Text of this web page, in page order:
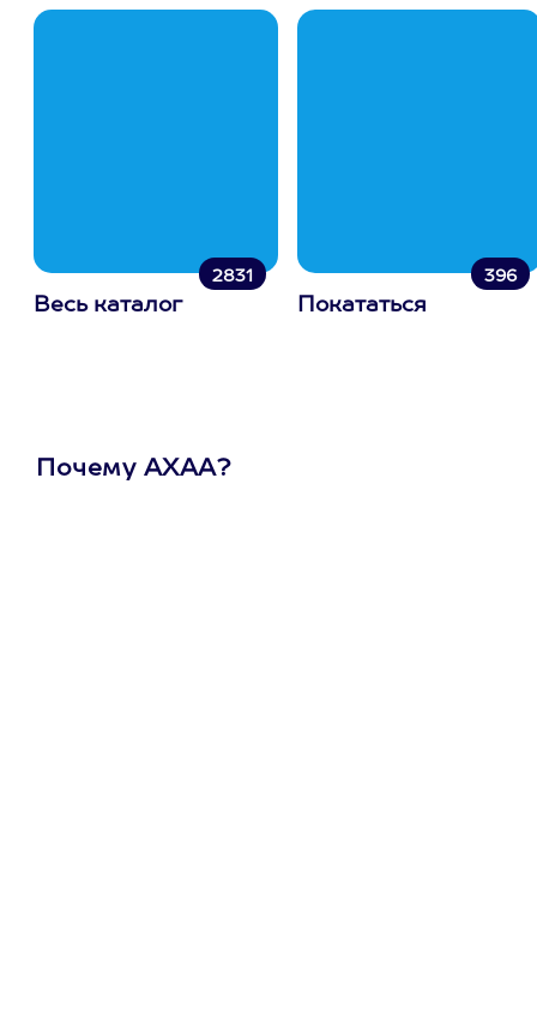
2831
Весь каталог
396
Покататься
Почему АХАА?